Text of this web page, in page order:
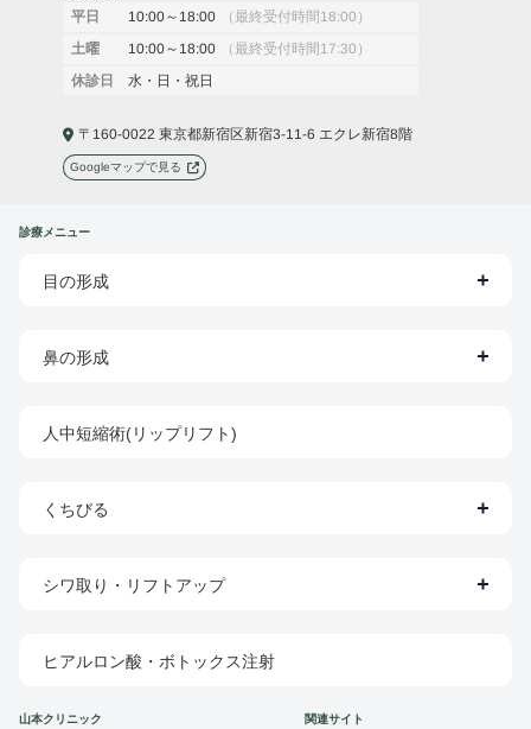
平日 10:00～18:00 （最終受付時間18:00）
土曜 10:00～18:00 （最終受付時間17:30）
休診日 水・日・祝日
〒160-0022 東京都新宿区新宿3-11-6 エクレ新宿8階
Googleマップで見る
診療メニュー
目の形成
鼻の形成
人中短縮術(リップリフト)
くちびる
シワ取り・リフトアップ
ヒアルロン酸・ボトックス注射
山本クリニック 関連サイト